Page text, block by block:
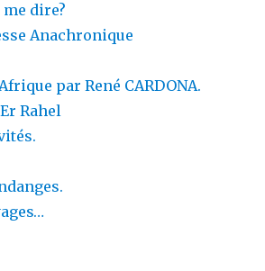
dire?
Anachronique
par René CARDONA.
Rahel